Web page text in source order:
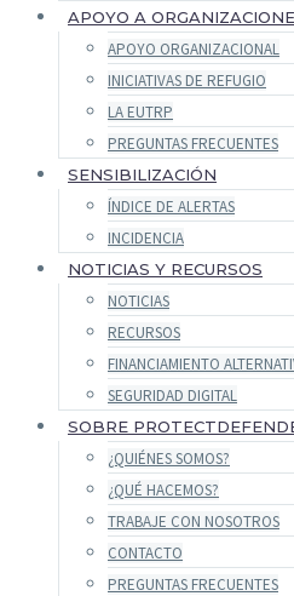
APOYO A
APOYO ORGANIZACIONAL
INICIATIVAS DE REFUGIO
LA EUTRP
PREGUNTAS FRECUENTES
SENSIBILIZACIÓN
ÍNDICE DE ALERTAS
INCIDENCIA
NOTICIAS Y RECURSOS
NOTICIAS
RECURSOS
FINANCIAMIENTO
SEGURIDAD DIGITAL
SOBRE
¿QUIÉNES SOMOS?
¿QUÉ HACEMOS?
TRABAJE CON NOSOTROS
CONTACTO
PREGUNTAS FRECUENTES